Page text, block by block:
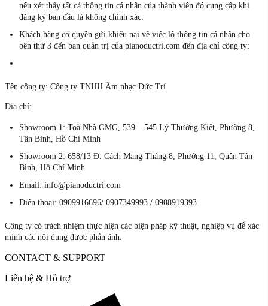
nếu xét thấy tất cả thông tin cá nhân của thành viên đó cung cấp khi
đăng ký ban đầu là không chính xác.
Khách hàng có quyền gửi khiếu nại về việc lộ thông tin cá nhân cho
bên thứ 3 đến ban quản trị của pianoductri.com đến địa chỉ công ty:
Tên công ty: Công ty TNHH Âm nhạc Đức Trí
Địa chỉ:
Showroom 1: Toà Nhà GMG, 539 – 545 Lý Thường Kiệt, Phường 8,
Tân Bình, Hồ Chí Minh
Showroom 2: 658/13 Đ. Cách Mạng Tháng 8, Phường 11, Quận Tân
Bình, Hồ Chí Minh
Email: info@pianoductri.com
Điện thoại: 0909916696/ 0907349993 / 0908919393
Công ty có trách nhiệm thực hiện các biện pháp kỹ thuật, nghiệp vụ để xác
minh các nội dung được phản ánh.
CONTACT & SUPPORT
Liên hệ & Hỗ trợ